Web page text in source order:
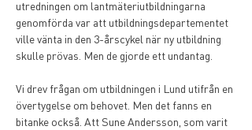
utredningen om lantmäteriutbildningarna
genomförda var att utbildningsdepartementet
ville vänta in den 3-årscykel när ny utbildning
skulle prövas. Men de gjorde ett undantag.
Vi drev frågan om utbildningen i Lund utifrån en
övertygelse om behovet. Men det fanns en
bitanke också. Att Sune Andersson, som varit